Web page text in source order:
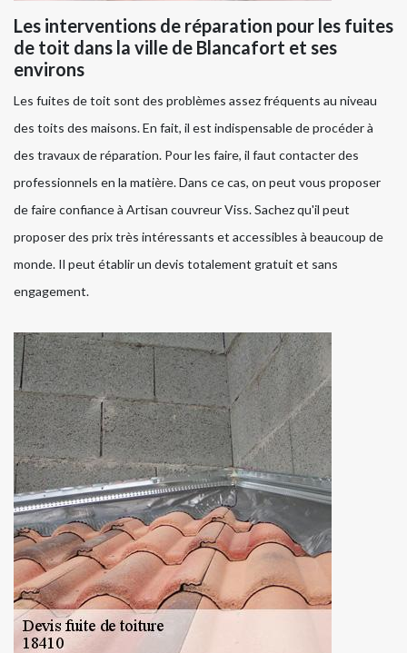
Les interventions de réparation pour les fuites
de toit dans la ville de Blancafort et ses
environs
Les fuites de toit sont des problèmes assez fréquents au niveau
des toits des maisons. En fait, il est indispensable de procéder à
des travaux de réparation. Pour les faire, il faut contacter des
professionnels en la matière. Dans ce cas, on peut vous proposer
de faire confiance à Artisan couvreur Viss. Sachez qu'il peut
proposer des prix très intéressants et accessibles à beaucoup de
monde. Il peut établir un devis totalement gratuit et sans
engagement.